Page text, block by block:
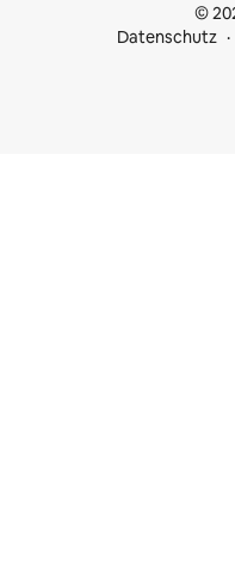
©
Datenschutz